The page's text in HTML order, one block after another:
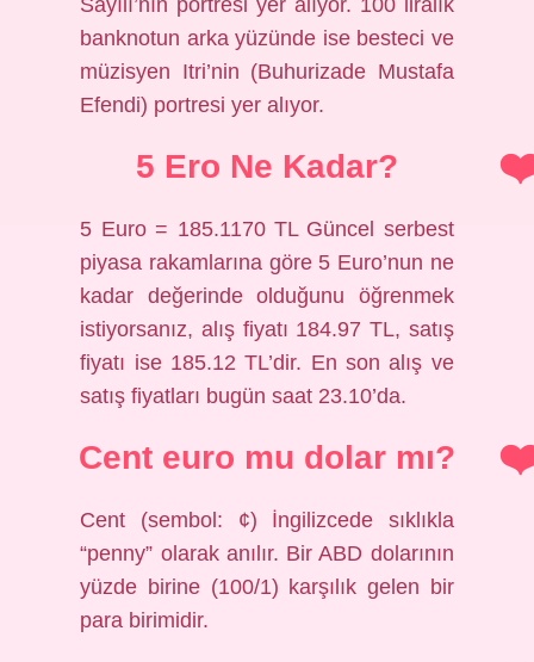
Sayılı’nın portresi yer alıyor. 100 liralık
banknotun arka yüzünde ise besteci ve
müzisyen Itri’nin (Buhurizade Mustafa
Efendi) portresi yer alıyor.
5 Ero Ne Kadar?
5 Euro = 185.1170 TL Güncel serbest
piyasa rakamlarına göre 5 Euro’nun ne
kadar değerinde olduğunu öğrenmek
istiyorsanız, alış fiyatı 184.97 TL, satış
fiyatı ise 185.12 TL’dir. En son alış ve
satış fiyatları bugün saat 23.10’da.
Cent euro mu dolar mı?
Cent (sembol: ¢) İngilizcede sıklıkla
“penny” olarak anılır. Bir ABD dolarının
yüzde birine (100/1) karşılık gelen bir
para birimidir.